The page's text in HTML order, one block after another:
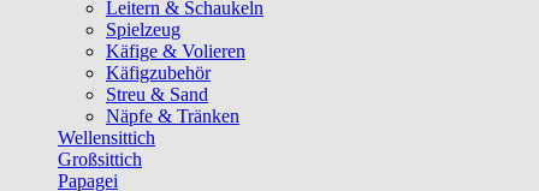
Leitern & Schaukeln
Spielzeug
Käfige & Volieren
Käfigzubehör
Streu & Sand
Näpfe & Tränken
Wellensittich
Großsittich
Papagei